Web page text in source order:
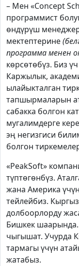
– Мен «Concept
программист
өндүрүш
мектептерине
программа менен
көрсөтөбүз. Биз
Каржылык,
ылайыкталган
тапшырмаларын
сабакка болгон
мугалимдерге
эң негизгиси
болгон
«PeakSoft»
түптөгөнбүз.
жана Америка
тейлейбиз.
долбоорлорду
Бишкек
чыгышат. Учурда
тармагы үчүн
жатабыз.